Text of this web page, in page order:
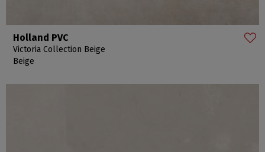
Holland PVC
Victoria Collection Beige
Beige